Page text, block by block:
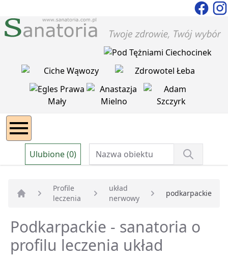
Ulubione (0)
Strona główna
Profile
leczenia
układ
nerwowy
podkarpackie
Podkarpackie - sanatoria o
profilu leczenia układ